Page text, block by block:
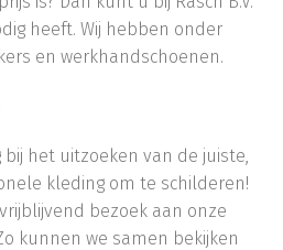
heeft. Wij hebben onder
en werkhandschoenen.
bij het uitzoeken van de juiste,
kleding om te schilderen!
bezoek aan onze
kunnen we samen bekijken